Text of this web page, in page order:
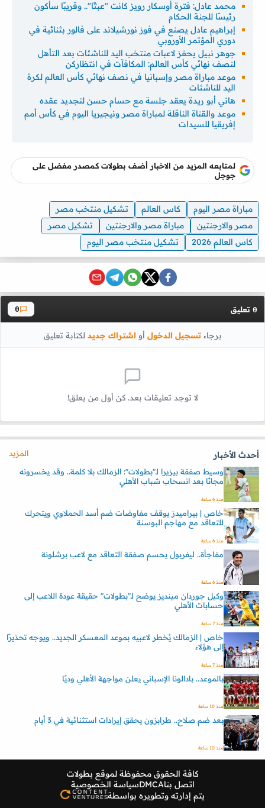
محمد عادل: فترة أوسكار رويز كانت "عبثًا".. وقريبًا سأكون
رئيسًا للجنة الحكام
إبراهيم عادل يصنع في فوز نورشيلاند على فالور بثنائية في
دوري المؤتمر الأوروبي
جوهر نبيل يحفز لاعبات منتخب اليد للناشئات بعد التأهل
لنصف نهائي كأس العالم: المكافآت في انتظاركن
موعد مباراة مصر وإسبانيا في نصف نهائي كأس العالم لكرة
اليد للناشئات
هاني أبو ريدة يعقد جلسة مع حسام حسن لتجديد عقده
موعد والقناة الناقلة لمباراة مصر ونيجيريا اليوم في كأس أمم
إفريقيا للسيدات
لمتابعه المزيد من الاخبار أضف بطولات كمصدر مفضل على
جوجل
مباراة مصر اليوم كاس العالم
تشكيل منتخب مصر
مصر والارجنتين
مباراة مصر والارجنتين
تشكيل مصر
كاس العالم 2026
تشكيل منتخب مصر اليوم
0 تعليق 0
برجاءتسجيل الدخول أواشتراك جديد لكتابة تعليق
لا توجد تعليقات بعد. كن أول من يعلق!
أحدث الأخبار
المزيد
وسيط صفقة بيزيرا لـ"بطولات": الزمالك بلا كلمة.. وقد يخسرونه
مجانًا بعد انسحاب شباب الأهلي
منذ 6 ساعة
خاص | بيراميدز يوقف مفاوضات ضم أسد الحملاوي ويتحرك
للتعاقد مع مهاجم البوسنة
منذ 6 ساعة
مفاجأة.. ليفربول يحسم صفقة التعاقد مع لاعب برشلونة
منذ 6 ساعة
وكيل جوردان مينديز يوضح لـ"بطولات" حقيقة عودة اللاعب إلى
حسابات الأهلي
منذ 7 ساعة
خاص | الزمالك يُخطر لاعبيه بموعد المعسكر الجديد.. ويوجه تحذيرًا
إلى هؤلاء
منذ 7 ساعة
بالموعد.. بادالونا الإسباني يعلن مواجهة الأهلي وديًا
منذ 10 ساعة
بعد ضم صلاح.. طرابزون يحقق إيرادات استثنائية في 3 أيام
منذ 10 ساعة
كافة الحقوق محفوظة لموقع بطولات
اتصل بناDMCAسياسة الخصوصية
يتم إدارته وتطويره بواسطة